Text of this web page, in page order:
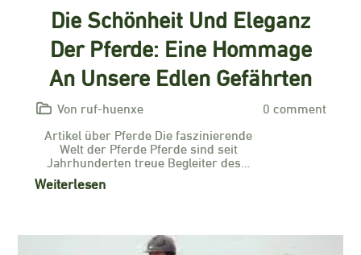
Die Schönheit Und Eleganz
Der Pferde: Eine Hommage
An Unsere Edlen Gefährten
Von ruf-huenxe
0 comment
Artikel über Pferde Die faszinierende
Welt der Pferde Pferde sind seit
Jahrhunderten treue Begleiter des…
Weiterlesen